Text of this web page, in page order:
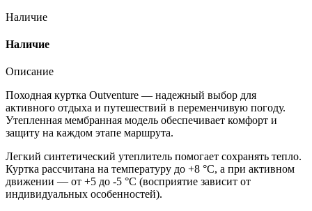
Наличие
Наличие
Описание
Походная куртка Outventure — надежный выбор для
активного отдыха и путешествий в переменчивую погоду.
Утепленная мембранная модель обеспечивает комфорт и
защиту на каждом этапе маршрута.
Легкий синтетический утеплитель помогает сохранять тепло.
Куртка рассчитана на температуру до +8 °C, а при активном
движении — от +5 до -5 °C (восприятие зависит от
индивидуальных особенностей).